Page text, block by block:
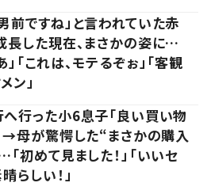
前ですね」と言われていた赤
長した現在、まさかの姿に…
」「これは、モテるぞぉ」「客観
ン」
行った小6息子「良い買い物
→母が驚愕した“まさかの購入
初めて見ました！」「いいセ
らしい！」